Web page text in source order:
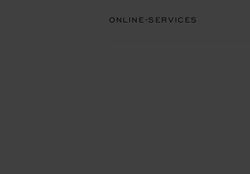
ONLINE-SERVICES